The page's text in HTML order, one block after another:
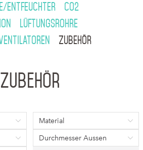
ENTFEUCHTER
CO2
LÜFTUNGSROHRE
ZUBEHÖR
Zubehör
Material
Durchmesser Aussen